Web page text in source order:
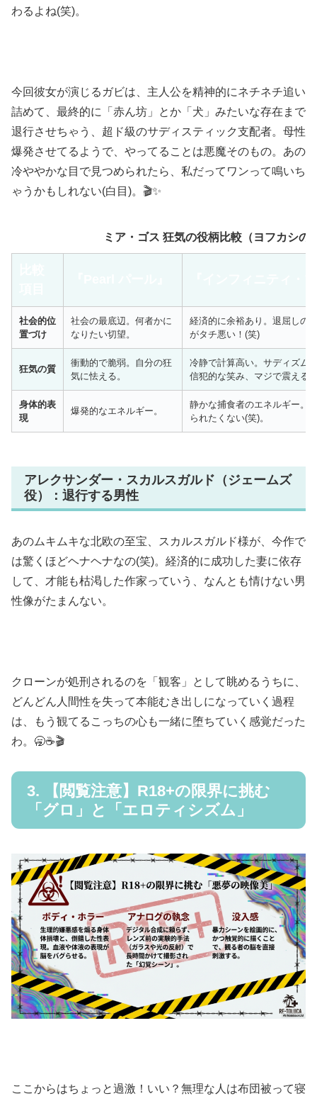
わるよね(笑)。
今回彼女が演じるガビは、主人公を精神的にネチネチ追い
詰めて、最終的に「赤ん坊」とか「犬」みたいな存在まで
退行させちゃう、超ド級のサディスティック支配者。母性
爆発させてるようで、やってることは悪魔そのもの。あの
冷ややかな目で見つめられたら、私だってワンって鳴いち
ゃうかもしれない(白目)。🎬✨
ミア・ゴス 狂気の役柄比較（ヨフカシの
社会的位
置づけ
社会の最底辺。何者かに
なりたい切望。
経済的に余裕あり。退屈しの
がタチ悪い！(笑)
狂気の質
衝動的で脆弱。自分の狂
気に怯える。
冷静で計算高い。サディズム
信犯的な笑み、マジで震える
身体的表
現
爆発的なエネルギー。
静かな捕食者のエネルギー。
られたくない(笑)。
アレクサンダー・スカルスガルド（ジェームズ
役）：退行する男性
あのムキムキな北欧の至宝、スカルスガルド様が、今作で
は驚くほどヘナヘナなの(笑)。経済的に成功した妻に依存
して、才能も枯渇した作家っていう、なんとも情けない男
性像がたまんない。
クローンが処刑されるのを「観客」として眺めるうちに、
どんどん人間性を失って本能むき出しになっていく過程
は、もう観てるこっちの心も一緒に堕ちていく感覚だった
わ。🥱☕🎬
3. 【閲覧注意】R18+の限界に挑む
「グロ」と「エロティシズム」
ここからはちょっと過激！いい？無理な人は布団被って寝